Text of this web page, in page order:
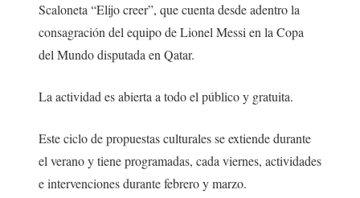
Scaloneta “Elijo creer”, que cuenta desde adentro la
consagración del equipo de Lionel Messi en la Copa
del Mundo disputada en Qatar.
La actividad es abierta a todo el público y gratuita.
Este ciclo de propuestas culturales se extiende durante
el verano y tiene programadas, cada viernes, actividades
e intervenciones durante febrero y marzo.